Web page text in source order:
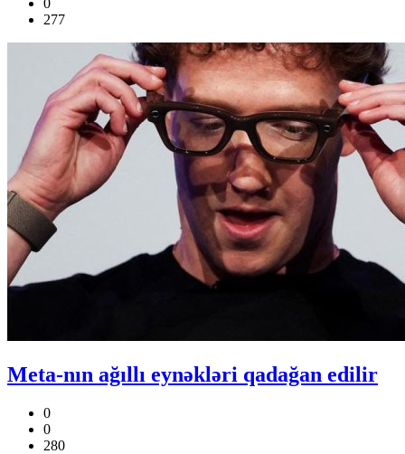
0
277
Meta-nın ağıllı eynəkləri qadağan edilir
0
0
280